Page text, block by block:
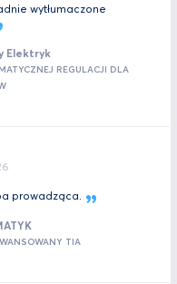
wytłumaczone
Elektryk
REGULACJI DLA
prowadząca.
TIA